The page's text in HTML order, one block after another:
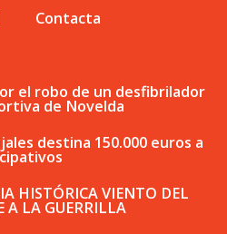
Contacta
el robo de un desfibrilador
de Novelda
destina 150.000 euros a
HISTÓRICA VIENTO DEL
A LA GUERRILLA